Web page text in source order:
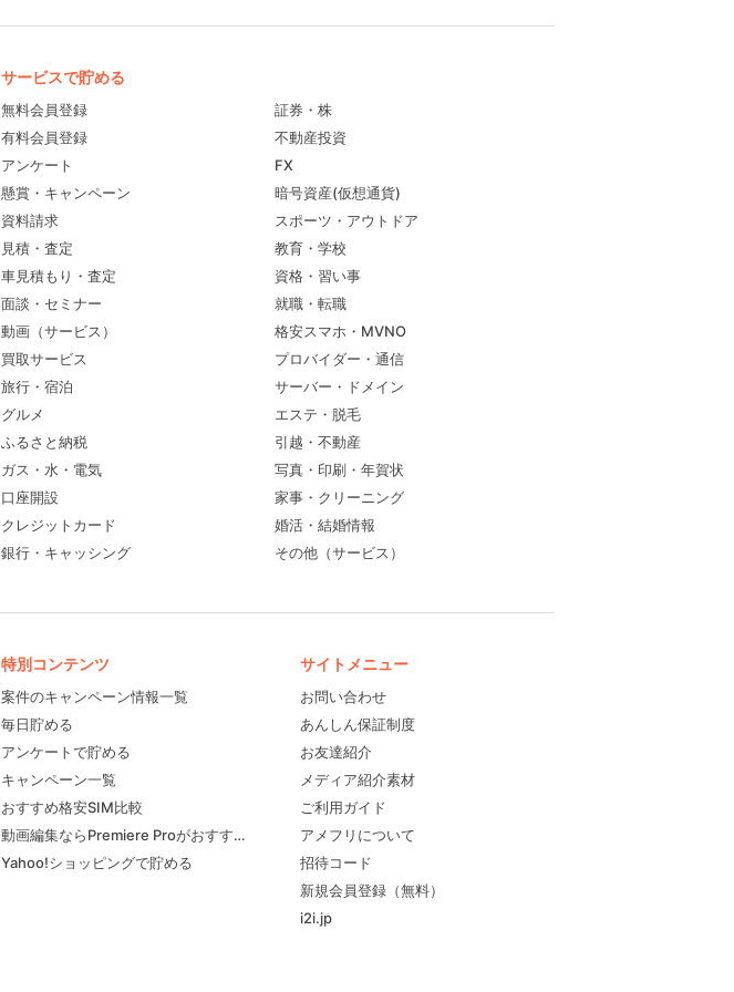
サービスで貯める
無料会員登録
有料会員登録
アンケート
懸賞・キャンペーン
資料請求
見積・査定
車見積もり・査定
面談・セミナー
動画（サービス）
買取サービス
旅行・宿泊
グルメ
ふるさと納税
ガス・水・電気
口座開設
クレジットカード
銀行・キャッシング
証券・株
不動産投資
FX
暗号資産(仮想通貨)
スポーツ・アウトドア
教育・学校
資格・習い事
就職・転職
格安スマホ・MVNO
プロバイダー・通信
サーバー・ドメイン
エステ・脱毛
引越・不動産
写真・印刷・年賀状
家事・クリーニング
婚活・結婚情報
その他（サービス）
特別コンテンツ
案件のキャンペーン情報一覧
毎日貯める
アンケートで貯める
キャンペーン一覧
おすすめ格安SIM比較
動画編集ならPremiere Proがおすすめ！
Yahoo!ショッピングで貯める
サイトメニュー
お問い合わせ
あんしん保証制度
お友達紹介
メディア紹介素材
ご利用ガイド
アメフリについて
招待コード
新規会員登録（無料）
i2i.jp